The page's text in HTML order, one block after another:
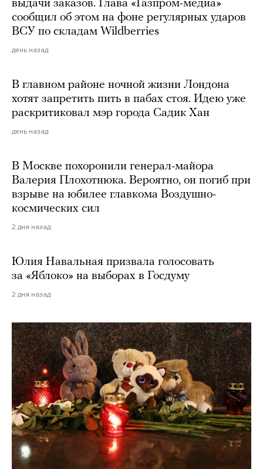
выдачи заказов. Глава «Газпром-медиа»
сообщил об этом на фоне регулярных ударов
ВСУ по складам Wildberries
день назад
В главном районе ночной жизни Лондона
хотят запретить пить в пабах стоя. Идею уже
раскритиковал мэр города Садик Хан
день назад
В Москве похоронили генерал-майора
Валерия Плохотнюка. Вероятно, он погиб при
взрыве на юбилее главкома Воздушно-
космических сил
2 дня назад
Юлия Навальная призвала голосовать
за «Яблоко» на выборах в Госдуму
2 дня назад